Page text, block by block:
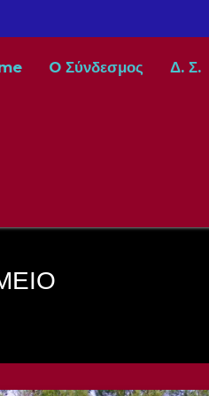
O Σύνδεσμος Δ. Σ.